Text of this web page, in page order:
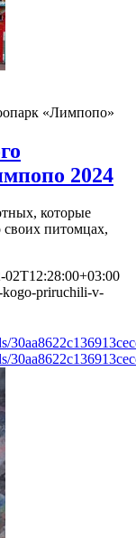
«Лимпопо»
2024
которые
своих питомцах,
02T12:28:00+03:00
kogo-priruchili-v-